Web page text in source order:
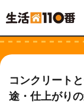
コンクリート
途・仕上がり